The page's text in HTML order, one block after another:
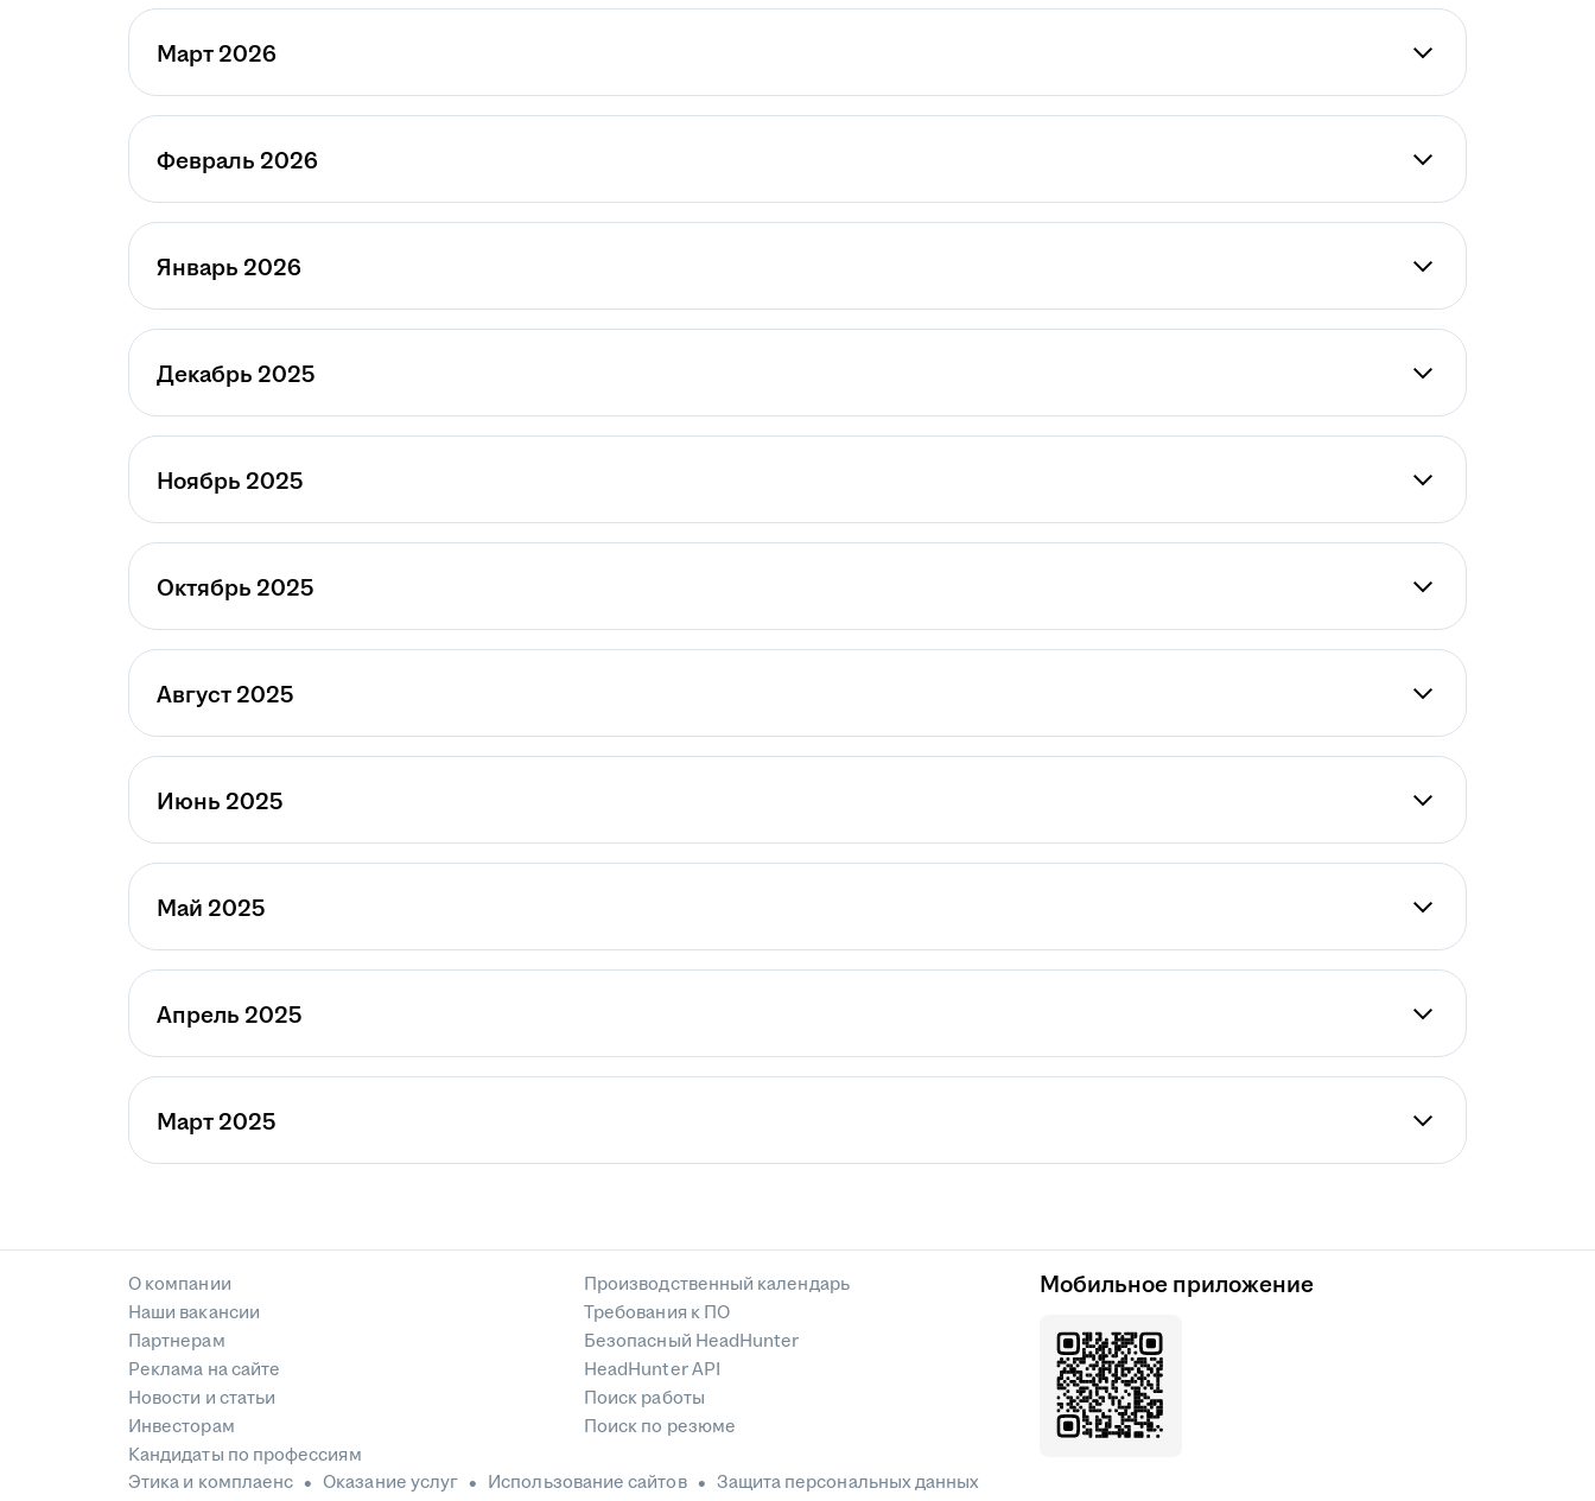
Март 2026
Февраль 2026
Январь 2026
Декабрь 2025
Ноябрь 2025
Октябрь 2025
Август 2025
Июнь 2025
Май 2025
Апрель 2025
Март 2025
О компании
Наши вакансии
Партнерам
Реклама на сайте
Новости и статьи
Инвесторам
Кандидаты по профессиям
Производственный календарь
Требования к ПО
Безопасный HeadHunter
HeadHunter API
Поиск работы
Поиск по резюме
Мобильное приложение
Этика и комплаенс Оказание услуг Использование сайтов
Защита персональных данных